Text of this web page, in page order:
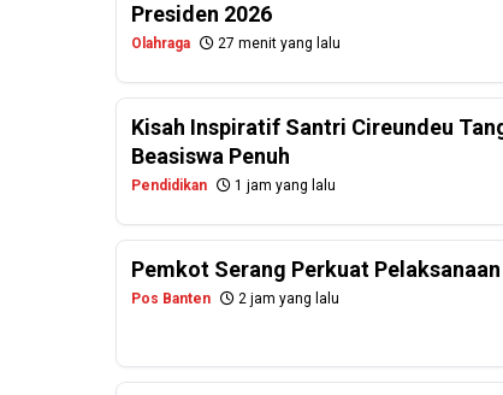
Presiden 2026
Olahraga 27 menit yang lalu
Kisah Inspiratif Santri Cireundeu
Beasiswa Penuh
Pendidikan 1 jam yang lalu
Pemkot Serang Perkuat
Pos Banten 2 jam yang lalu